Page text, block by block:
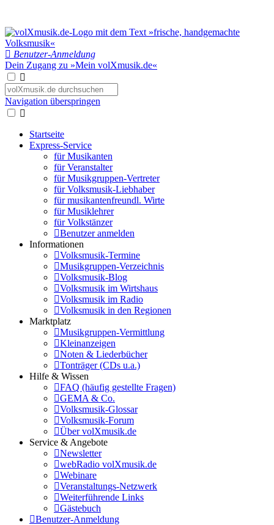
Benutzer-Anmeldung
Dein Zugang zu »Mein volXmusik.de«
Navigation überspringen
Startseite
Express-Service
für Musikanten
für Veranstalter
für Musikgruppen-Vertreter
für Volksmusik-Liebhaber
für musikantenfreundl. Wirte
für Musiklehrer
für Volkstänzer
Benutzer anmelden
Informationen
Volksmusik-Termine
Musikgruppen-Verzeichnis
Volksmusik-Blog
Volksmusik im Wirtshaus
Volksmusik im Radio
Volksmusik in den Regionen
Marktplatz
Musikgruppen-Vermittlung
Kleinanzeigen
Noten & Liederbücher
Tonträger (CDs u.a.)
Hilfe & Wissen
FAQ (häufig gestellte Fragen)
GEMA & Co.
Volksmusik-Glossar
Volksmusik-Forum
Über volXmusik.de
Service & Angebote
Newsletter
webRadio volXmusik.de
Webinare
Veranstaltungs-Netzwerk
Weiterführende Links
Gästebuch
Benutzer-Anmeldung